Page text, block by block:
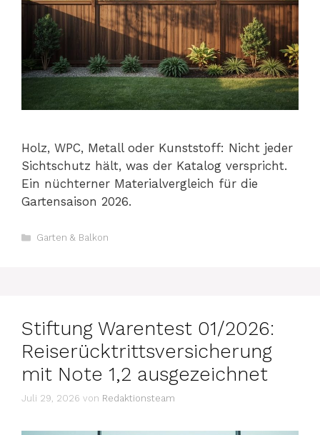
Holz, WPC, Metall oder Kunststoff: Nicht jeder
Sichtschutz hält, was der Katalog verspricht.
Ein nüchterner Materialvergleich für die
Gartensaison 2026.
Kategorien
Garten & Balkon
Stiftung Warentest 01/2026:
Reiserücktrittsversicherung
mit Note 1,2 ausgezeichnet
Juli 29, 2026 von Redaktionsteam